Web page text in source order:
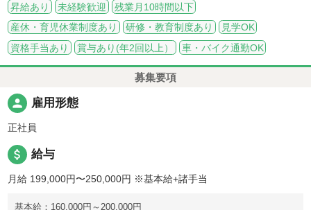
昇給あり
未経験歓迎
残業月10時間以下
産休・育児休業制度あり
研修・教育制度あり
見学OK
資格手当あり
賞与あり(年2回以上） 車・バイク通勤OK
募集要項
person 雇用形態
正社員
attach_money 給与
月給 199,000円〜250,000円 ※基本給+諸手当
基本給：160,000円～200,000円